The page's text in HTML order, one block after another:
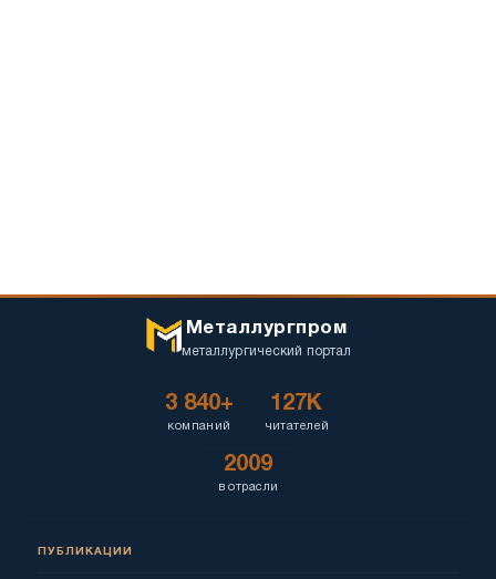
Металлургпром
металлургический портал
3 840+
компаний
127K
читателей
2009
в отрасли
ПУБЛИКАЦИИ